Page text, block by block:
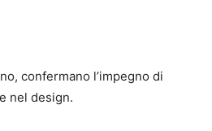
confermano l’impegno di
nel design.